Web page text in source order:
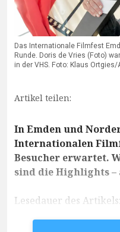
Das Internationale Filmfest
Runde. Doris de Vries (Foto)
in der VHS. Foto: Klaus
Artikel teilen:
In Emden und
Internationalen
Besucher erwartet.
sind die Highlights –
Lesedauer des